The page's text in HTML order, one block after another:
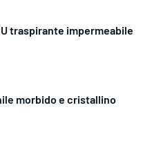
traspirante impermeabile
morbido e cristallino